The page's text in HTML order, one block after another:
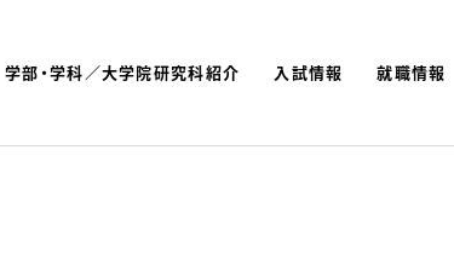
学部・学科／大学院研究科紹介 入試情報 就職情報
よく検索されているキーワード：